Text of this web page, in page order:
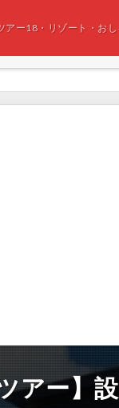
アー18・リゾート・お
アー】